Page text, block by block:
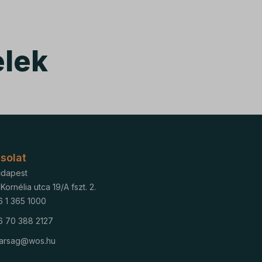
utca 19/A fszt. 2.
1 365 1000
70 388 2127